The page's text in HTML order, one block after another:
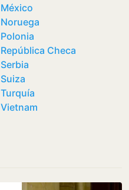
México
Noruega
Polonia
República Checa
Serbia
Suiza
Turquía
Vietnam